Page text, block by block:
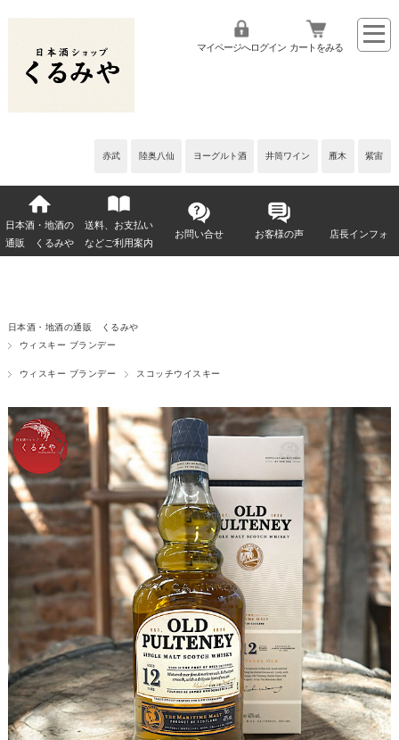
赤武 陸奥八仙 ヨーグルト酒 井筒ワイン 雁木 紫宙
マイページへログイン カートをみる
日本酒・地酒の
通販 くるみや
送料、お支払い
などご利用案内
お問い合せ お客様の声 店長インフォ
日本酒・地酒の通販 くるみや
ウィスキー ブランデー
ウィスキー ブランデー スコッチウイスキー